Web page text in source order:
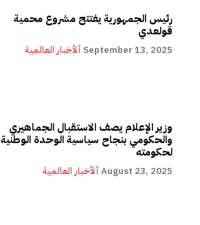
رئيس الجمهورية يفتتح مشروع محمية
قولعدي
ألأخبار العالمية September 13, 2025
وزير الإعلام يصف الاستقبال الجماهيري
والحكومي بنجاح سياسية الوحدة الوطنية
لحكومته
ألأخبار العالمية August 23, 2025